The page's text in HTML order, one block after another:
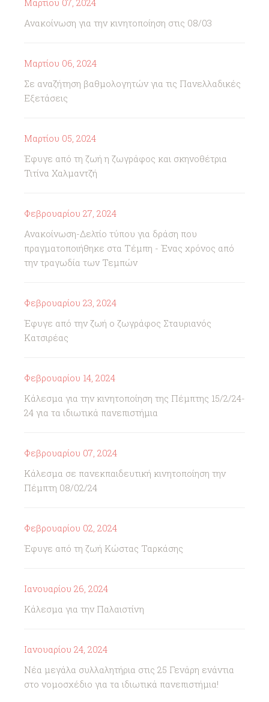
Μαρτίου 07, 2024
Ανακοίνωση για την κινητοποίηση στις 08/03
Μαρτίου 06, 2024
Σε αναζήτηση βαθμολογητών για τις Πανελλαδικές
Εξετάσεις
Μαρτίου 05, 2024
Έφυγε από τη ζωή η ζωγράφος και σκηνοθέτρια
Τιτίνα Χαλμαντζή
Φεβρουαρίου 27, 2024
Ανακοίνωση-Δελτίο τύπου για δράση που
πραγματοποιήθηκε στα Τέμπη - Ένας χρόνος από
την τραγωδία των Τεμπών
Φεβρουαρίου 23, 2024
Έφυγε από την ζωή ο ζωγράφος Σταυριανός
Κατσιρέας
Φεβρουαρίου 14, 2024
Κάλεσμα για την κινητοποίηση της Πέμπτης 15/2/24-
24 για τα ιδιωτικά πανεπιστήμια
Φεβρουαρίου 07, 2024
Κάλεσμα σε πανεκπαιδευτική κινητοποίηση την
Πέμπτη 08/02/24
Φεβρουαρίου 02, 2024
Έφυγε από τη ζωή Κώστας Ταρκάσης
Ιανουαρίου 26, 2024
Κάλεσμα για την Παλαιστίνη
Ιανουαρίου 24, 2024
Νέα μεγάλα συλλαλητήρια στις 25 Γενάρη ενάντια
στο νομοσχέδιο για τα ιδιωτικά πανεπιστήμια!